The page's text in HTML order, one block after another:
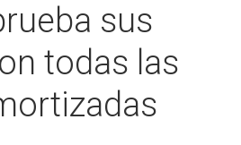
sus
todas las